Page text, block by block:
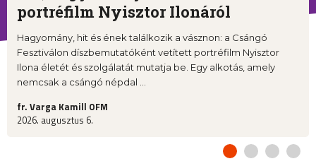
portréfilm Nyisztor Ilonáról
Hagyomány, hit és ének találkozik a vásznon: a Csángó
Fesztiválon díszbemutatóként vetített portréfilm Nyisztor
Ilona életét és szolgálatát mutatja be. Egy alkotás, amely
nemcsak a csángó népdal ...
fr. Varga Kamill OFM
2026. augusztus 6.